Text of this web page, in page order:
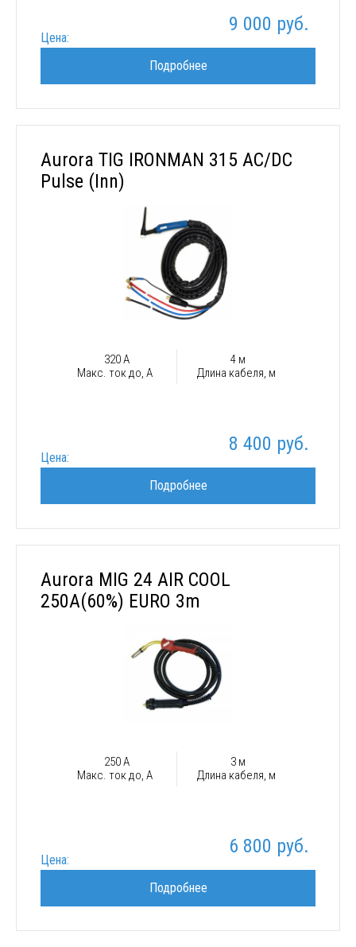
Цена:
9 000 руб.
Подробнее
Aurora TIG IRONMAN 315 AC/DC
Pulse (Inn)
320 А
Макс. ток до, А
4 м
Длина кабеля, м
Цена:
8 400 руб.
Подробнее
Aurora MIG 24 AIR COOL
250A(60%) EURO 3m
250 А
Макс. ток до, А
3 м
Длина кабеля, м
Цена:
6 800 руб.
Подробнее